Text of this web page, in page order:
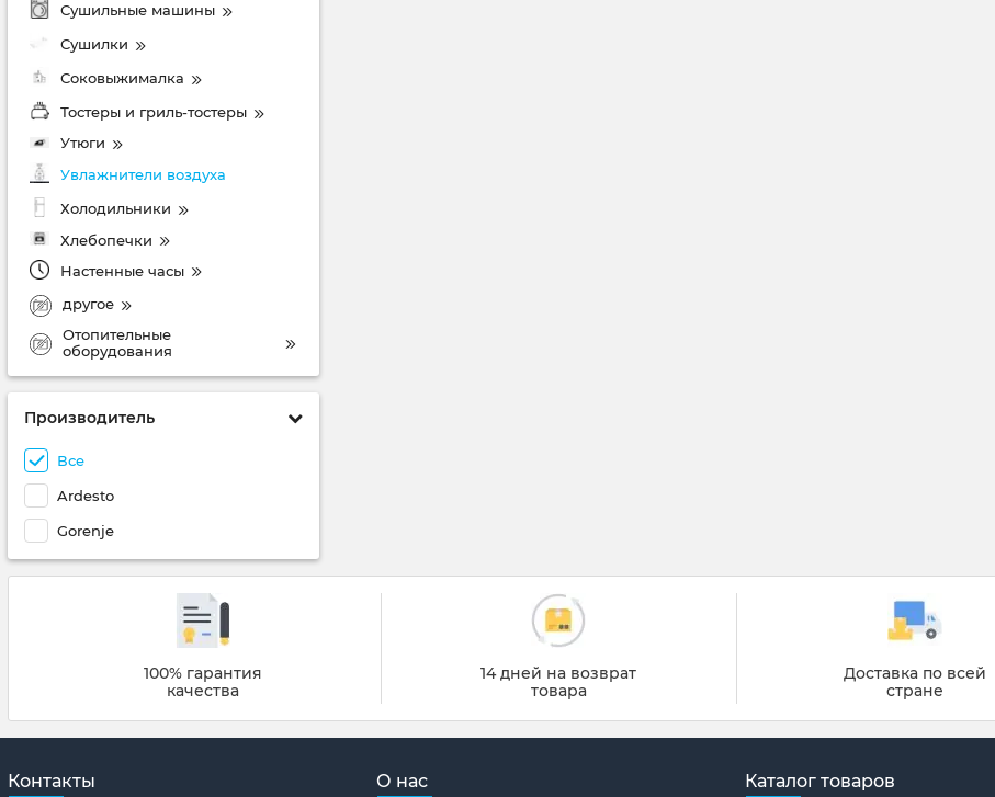
Сушильные машины
Сушилки
Соковыжималка
Тостеры и гриль-тостеры
Утюги
Увлажнители воздуха
Холодильники
Хлебопечки
Настенные часы
другое
Отопительные
оборудования
Производитель
Все
Ardesto
Gorenje
100% гарантия
качества
14 дней на возврат
товара
Доставка по всей
стране
Контакты О нас Каталог товаров